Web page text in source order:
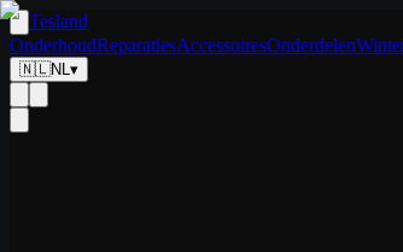
Tesland
OnderhoudReparatiesAccessoiresOnderdelen
🇳🇱NL▾